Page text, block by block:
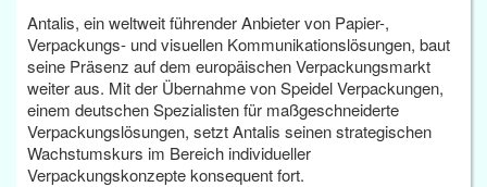
Antalis, ein weltweit führender Anbieter von Papier-,
Verpackungs- und visuellen Kommunikationslösungen, baut
seine Präsenz auf dem europäischen Verpackungsmarkt
weiter aus. Mit der Übernahme von Speidel Verpackungen,
einem deutschen Spezialisten für maßgeschneiderte
Verpackungslösungen, setzt Antalis seinen strategischen
Wachstumskurs im Bereich individueller
Verpackungskonzepte konsequent fort.